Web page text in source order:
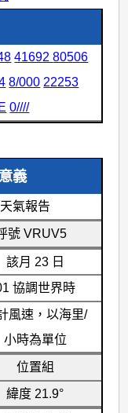
4169280506
8/000 22253
0////
意義
氣報告
號 VRUV5
該月 23 日
協調世界時
風速，以海里/
小時為單位
位置組
緯度 21.9°